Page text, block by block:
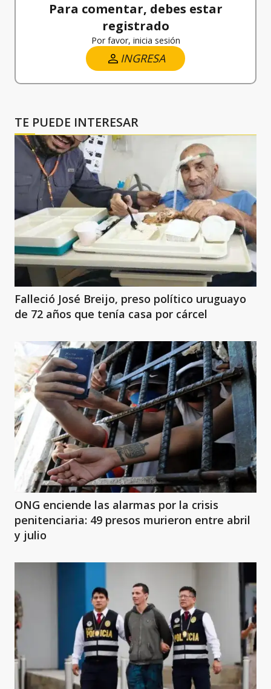
Para comentar, debes estar
registrado
Por favor, inicia sesión
INGRESA
TE PUEDE INTERESAR
Falleció José Breijo, preso político uruguayo
de 72 años que tenía casa por cárcel
ONG enciende las alarmas por la crisis
penitenciaria: 49 presos murieron entre abril
y julio